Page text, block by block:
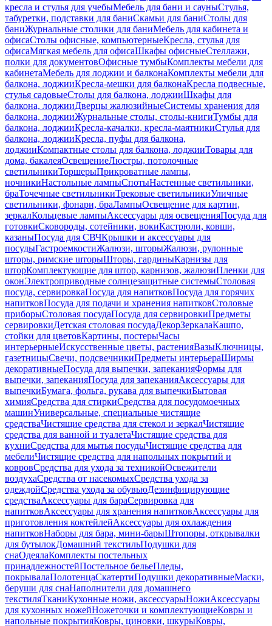
кресла и стулья для учебыМебель для бани и сауныСтулья,
табуретки, подставки для баниСкамьи для баниСтолы для
баниЖурнальные столики для баниМебель для кабинета и
офисаСтолы офисные, компьютерныеКресла, стулья для
офисаМягкая мебель для офисаШкафы офисныеСтеллажи,
полки для документовОфисные тумбыКомплекты мебели для
кабинетаМебель для лоджии и балконаКомплекты мебели для
балкона, лоджииКресла-мешки для балконаКресла подвесные,
стулья садовыеСтолы для балкона, лоджииШкафы для
балкона, лоджииДверцы жалюзийныеСистемы хранения для
балкона, лоджииЖурнальные столы, столы-книгиТумбы для
балкона, лоджииКресла-качалки, кресла-маятникиСтулья для
балкона, лоджииКресла, пуфы для балкона,
лоджииКомпактные столы для балкона, лоджииТовары для
дома, бакалеяОсвещениеЛюстры, потолочные
светильникиТоршерыПрикроватные лампы,
ночникиНастольные лампыСпотыНастенные светильники,
браТочечные светильникиТрековые светильникиУличные
светильники, фонари, браЛампыОсвещение для картин,
зеркалКольцевые лампыАксессуары для освещенияПосуда для
готовкиСковороды, сотейники, вокиКастрюли, ковши,
казаныПосуда для СВЧКрышки и аксессуары для
посудыГастроемкостиЖалюзи, шторыЖалюзи, рулонные
шторы, римские шторыШторы, гардиныКарнизы для
шторКомплектующие для штор, карнизов, жалюзиПленки для
оконЭлектроприводные солнцезащитные системыСтоловая
посуда, сервировкаПосуда для напитковПосуда для горячих
напитковПосуда для подачи и хранения напитковСтоловые
приборыСтоловая посудаПосуда для сервировкиПредметы
сервировкиДетская столовая посудаДекорЗеркалаКашпо,
стойки для цветовКартины, постерыЧасы
интерьерныеИскусственные цветы, растенияВазыКлючницы,
газетницыСвечи, подсвечникиПредметы интерьераШирмы
декоративныеПосуда для выпечки, запеканияФормы для
выпечки, запеканияПосуда для запеканияАксессуары для
выпечкиБумага, фольга, рукава для выпечкиБытовая
химияСредства для стиркиСредства для посудомоечных
машинУниверсальные, специальные чистящие
средстваЧистящие средства для стекол и зеркалЧистящие
средства для ванной и туалетаЧистящие средства для
кухниСредства для мытья посудыЧистящие средства для
мебелиЧистящие средства для напольных покрытий и
ковровСредства для ухода за техникойОсвежители
воздухаСредства от насекомыхСредства ухода за
одеждойСредства ухода за обувьюДезинфицирующие
средстваАксессуары для бараСервировка для
напитковАксессуары для хранения напитковАксессуары для
приготовления коктейлейАксессуары для охлаждения
напитковНаборы для бара, мини-барыШтопоры, открывалки
для бутылокДомашний текстильПодушки для
снаОдеялаКомплекты постельных
принадлежностейПостельное бельеПледы,
покрывалаПолотенцаСкатертиПодушки декоративныеМаски,
беруши для снаНаполнители для домашнего
текстиляТканиКухонные ножи, аксессуарыНожиАксессуары
для кухонных ножейНожеточки и комплектующиеКовры и
напольные покрытияКовры, циновки, шкурыКовры,